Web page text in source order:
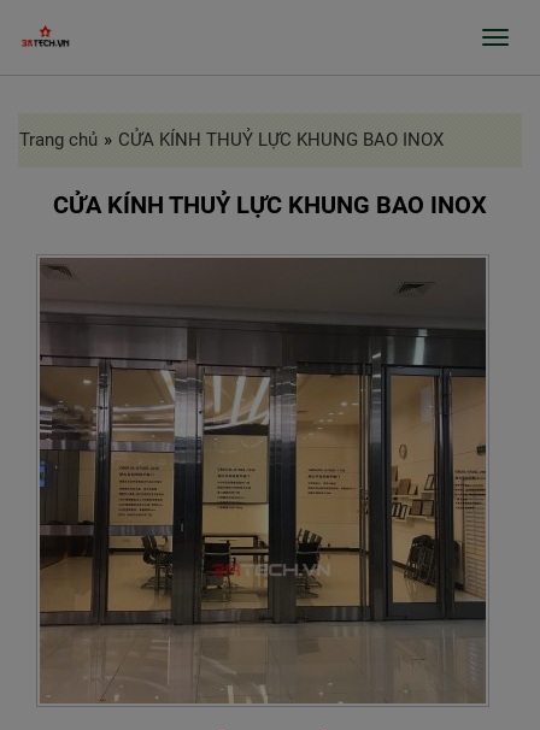
GIỚI THIỆU
SẢN PHẨM
GIA CÔNG INOX, BÀO RÃNH, CHẤN GẤP
CỬA TỰ ĐỘNG, CỬA BỆNH VIỆN
GIA CÔNG THEO ĐƠN ĐẶT HÀNG
DỰ ÁN
TIN TỨC
TUYỂN DỤNG
Trang chủ » CỬA KÍNH THUỶ LỰC KHUNG BAO INOX
CỬA KÍNH THUỶ LỰC KHUNG BAO INOX